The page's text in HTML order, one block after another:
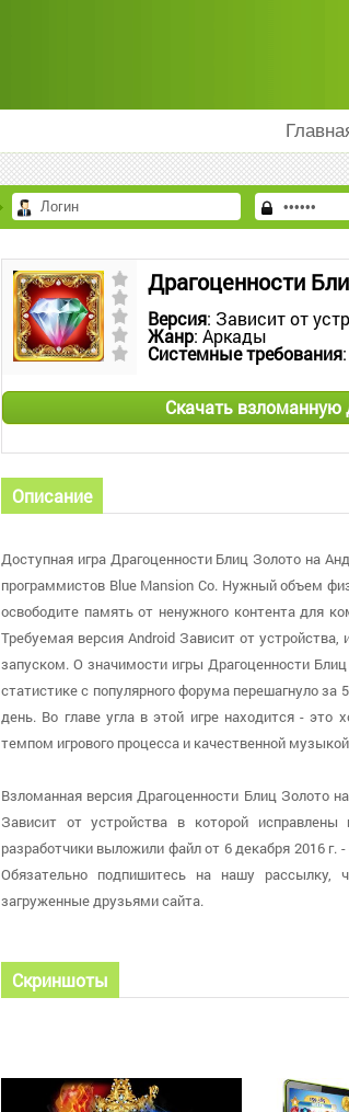
Драгоценности
Версия: Зависит от
Жанр: Аркады
Системные требования
Скачать взломанную
Описание
Доступная игра Драгоценности Блиц Золото на
программистов Blue Mansion Co. Нужный объем
освободите память от ненужного контента для
Требуемая версия Android Зависит от
запуском. О значимости игры Драгоценности
статистике с популярного форума перешагнуло
день. Во главе угла в этой игре находится -
темпом игрового процесса и качественной
Взломанная версия Драгоценности Блиц Золото
Зависит от устройства в которой
разработчики выложили файл от 6 декабря 2016
Обязательно подпишитесь на нашу
загруженные друзьями сайта.
Скриншоты